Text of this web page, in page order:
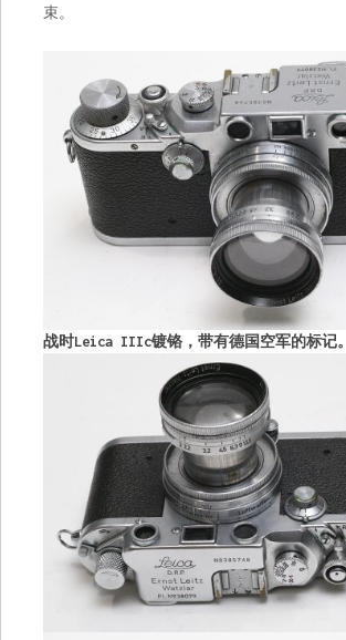
束。
战时Leica IIIc镀铬，带有德国空军的标记。